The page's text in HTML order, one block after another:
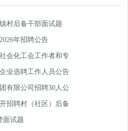
村后备干部面试题
年招聘公告
会化工会工作者和专
业选聘工作人员公告
有限公司招聘30人公
招聘村（社区）后备
面试题